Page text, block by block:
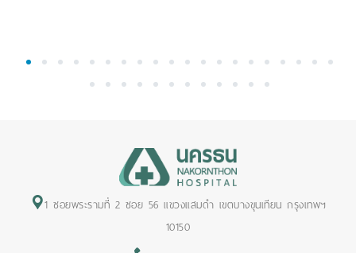
1 2 3 4 5 6 7 8 9 10 11 12 13 14 15 16 17 18 19 20
21 22 23 24 25 26 27 28 29 30 31 32
1 ซอยพระรามที่ 2 ซอย 56 แขวงแสมดำ เขตบางขุนเทียน กรุงเทพฯ
10150